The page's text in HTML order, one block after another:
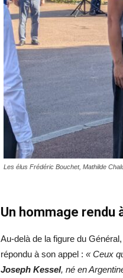
Les élus Frédéric Bouchet, Mathilde
Un hommage rendu
Au-delà de la figure du
répondu à son appel : « Ceux
Joseph Kessel, né en